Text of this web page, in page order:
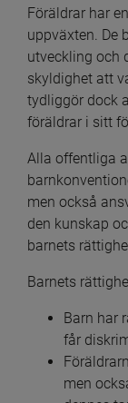
Föräldrar har
uppväxten. De
utveckling och
skyldighet att
tydliggör dock
föräldrar i sitt
Alla offentliga
men också
den kunskap
barnets
Barnets
Barn har
får
men